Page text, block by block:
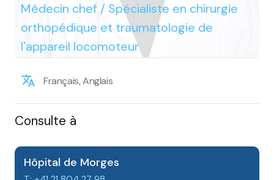
Médecin chef / Spécialiste en chirurgie
orthopédique et traumatologie de
l'appareil locomoteur
Français, Anglais
Consulte à
Hôpital de Morges